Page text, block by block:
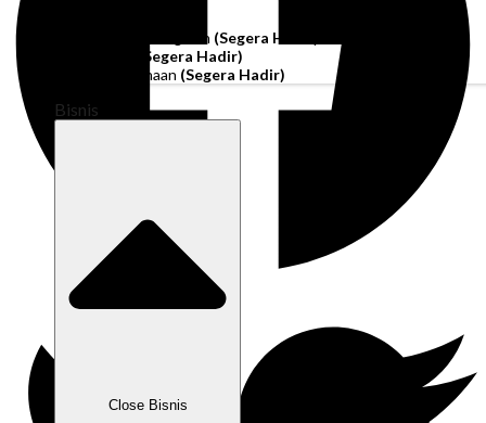
Pembiayaan Penagihan (Segera Hadir)
(Segera Hadir)
Kartu Perusahaan (Segera Hadir)
Bisnis
Close Bisnis